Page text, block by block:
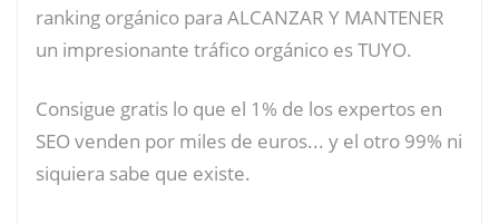
ranking orgánico para ALCANZAR Y MANTENER
un impresionante tráfico orgánico es TUYO.
Consigue gratis lo que el 1% de los expertos en
SEO venden por miles de euros... y el otro 99% ni
siquiera sabe que existe.